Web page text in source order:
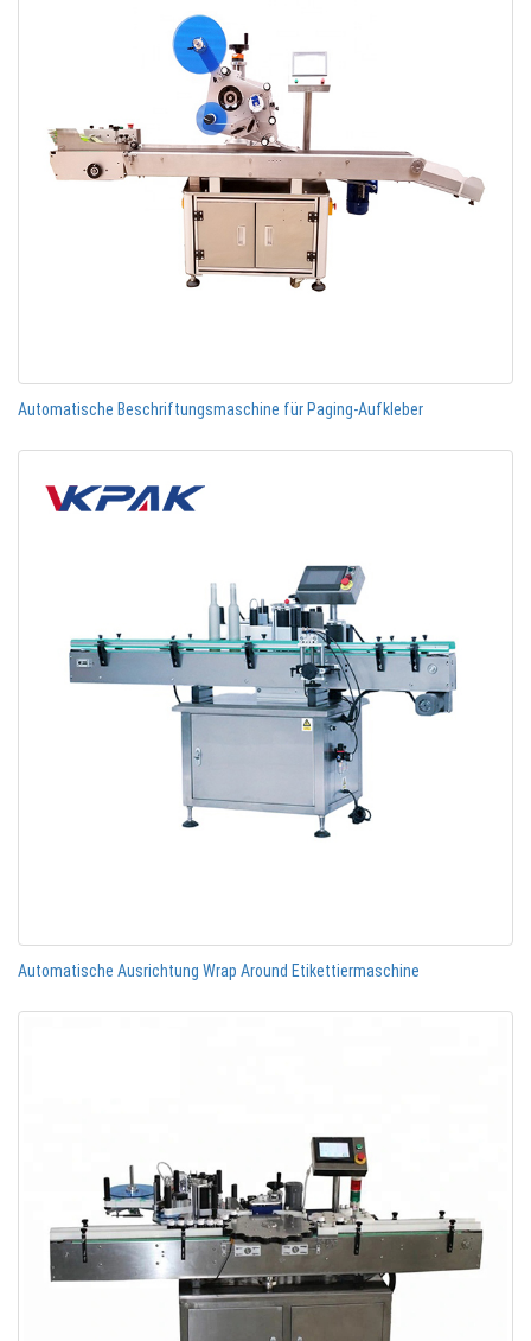
Automatische Beschriftungsmaschine für Paging-Aufkleber
Automatische Ausrichtung Wrap Around Etikettiermaschine